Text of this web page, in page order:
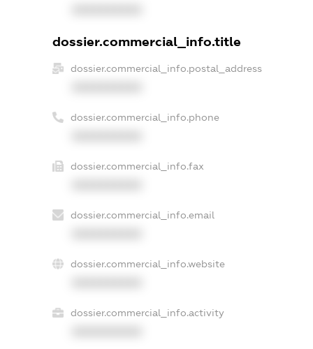
dossier.commercial_info.title
dossier.commercial_info.postal_address
dossier.commercial_info.phone
dossier.commercial_info.fax
dossier.commercial_info.email
dossier.commercial_info.website
dossier.commercial_info.activity